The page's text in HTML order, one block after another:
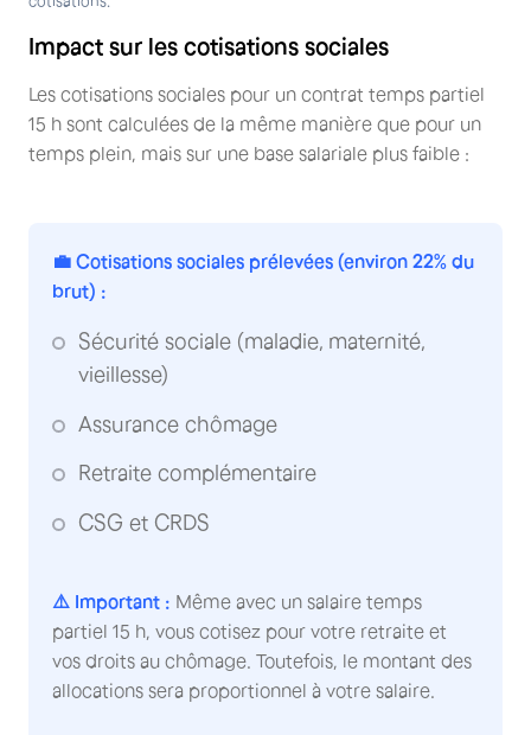
Impact sur les cotisations sociales
Les cotisations sociales pour un contrat temps partiel
15 h sont calculées de la même manière que pour un
temps plein, mais sur une base salariale plus faible :
💼 Cotisations sociales prélevées (environ 22% du
brut) :
Sécurité sociale (maladie, maternité,
vieillesse)
Assurance chômage
Retraite complémentaire
CSG et CRDS
⚠️ Important : Même avec un salaire temps
partiel 15 h, vous cotisez pour votre retraite et
vos droits au chômage. Toutefois, le montant des
allocations sera proportionnel à votre salaire.